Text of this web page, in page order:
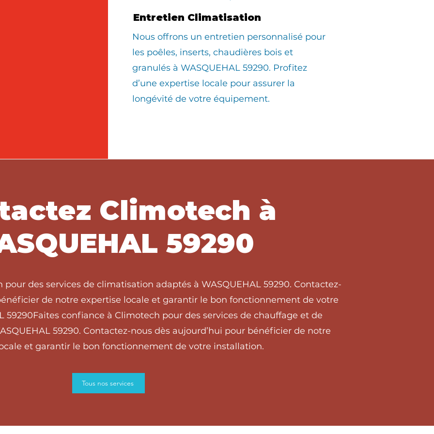
Entretien Climatisation
Nous offrons un entretien personnalisé pour
les poêles, inserts, chaudières bois et
granulés à WASQUEHAL 59290. Profitez
d’une expertise locale pour assurer la
longévité de votre équipement.
Climotech à
59290
des services de climatisation adaptés à WASQUEHAL 59290. Contactez-
de notre expertise locale et garantir le bon fonctionnement de votre
59290Faites confiance à Climotech pour des services de chauffage et de
59290. Contactez-nous dès aujourd’hui pour bénéficier de notre
et garantir le bon fonctionnement de votre installation.
Tous nos services